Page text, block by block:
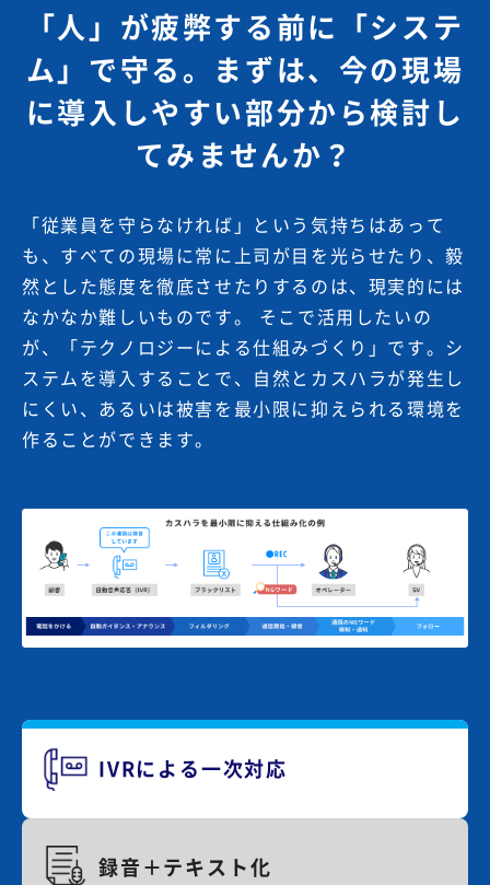
「人」が疲弊する前に「システ
ム」で守る。 まずは、今の現場
に導入しやすい部分から検討し
てみませんか？
「従業員を守らなければ」という気持ちはあって
も、すべての現場に常に上司が目を光らせたり、毅
然とした態度を徹底させたりするのは、現実的には
なかなか難しいものです。 そこで活用したいの
が、「テクノロジーによる仕組みづくり」です。シ
ステムを導入することで、自然とカスハラが発生し
にくい、あるいは被害を最小限に抑えられる環境を
作ることができます。
IVRによる一次対応
録音＋テキスト化